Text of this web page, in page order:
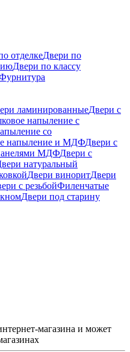
отделкеДвери по
Двери по классу
ламинированныеДвери с
напыление с
со
напыление и МДФДвери с
МДФДвери с
натуральный
Двери виноритДвери
с резьбойФиленчатые
Двери под старину
магазина и может